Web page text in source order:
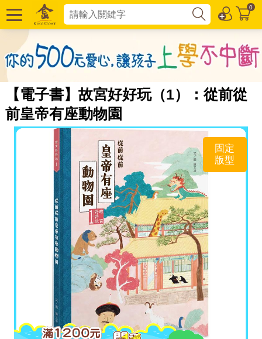
0
【電子書】故宮好好玩（1）：從前從
前皇帝有座動物園
固定
版型